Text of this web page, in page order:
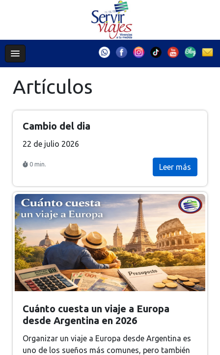
Artículos
Cambio del dia
22 de julio 2026
0 min. Leer más
Cuánto cuesta un viaje a Europa
desde Argentina en 2026
Organizar un viaje a Europa desde Argentina es
uno de los sueños más comunes, pero también